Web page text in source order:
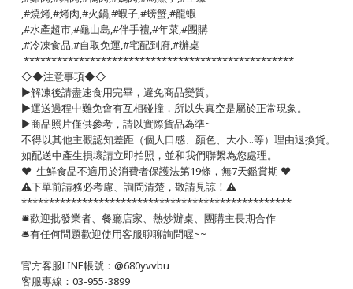
,#燒烤,#烤肉,#火鍋,#蝦子,#螃蟹,#龍蝦
,#水產超市,#龜山島,#伴手禮,#年菜,#團購
,#冷凍食品,#自取免運,#宅配到府,#辦桌
*************************************************
◇◆注意事項◆◇
▶️解凍後請盡速食用完畢，避免商品變質。
▶️運送過程中難免會有互相碰撞，所以失真空是屬於正常現象。
▶️商品照片僅供參考，請以實際貨品為準~
不得以其他主觀認知差距（個人口感、顏色、大小...等）理由退換貨。
如配送中產生損壞請立即拍照，並和我們聯繫為您處理。
❤️ 生鮮食品不適用於消費者保護法第19條，無7天鑑賞期 ❤️
⚠️下單前請務必考慮、詢問清楚，敬請見諒！⚠️
*************************************************
🛎歡迎批發業者、餐廳店家、熱炒辦桌、團購主長期合作
🛎有任何問題歡迎使用客服聊聊詢問喔~~
官方客服LINE帳號：@680yvvbu
客服專線：03-955-3899